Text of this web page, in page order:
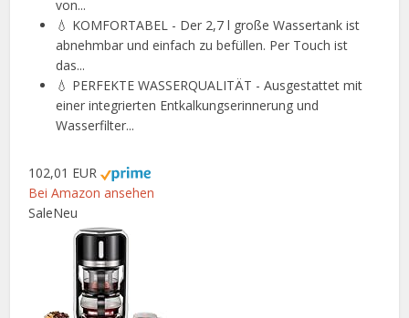
von...
💧 KOMFORTABEL - Der 2,7 l große Wassertank ist
abnehmbar und einfach zu befüllen. Per Touch ist
das...
💧 PERFEKTE WASSERQUALITÄT - Ausgestattet mit
einer integrierten Entkalkungserinnerung und
Wasserfilter...
102,01 EUR
Bei Amazon ansehen
SaleNeu